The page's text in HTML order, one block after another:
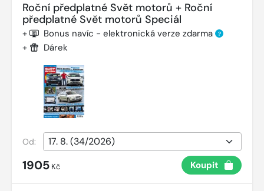
Roční předplatné Svět motorů + Roční
předplatné Svět motorů Speciál
+ Bonus navíc - elektronická verze zdarma ?
+ Dárek
Od:
1905 Kč Koupit